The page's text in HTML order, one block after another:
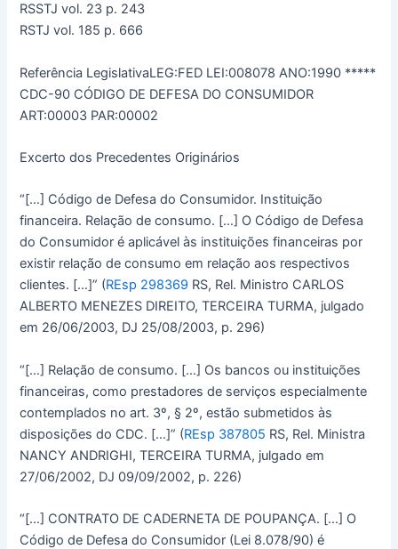
RSSTJ vol. 23 p. 243
RSTJ vol. 185 p. 666
Referência LegislativaLEG:FED LEI:008078 ANO:1990 *****
CDC-90 CÓDIGO DE DEFESA DO CONSUMIDOR
ART:00003 PAR:00002
Excerto dos Precedentes Originários
“[…] Código de Defesa do Consumidor. Instituição
financeira. Relação de consumo. […] O Código de Defesa
do Consumidor é aplicável às instituições financeiras por
existir relação de consumo em relação aos respectivos
clientes. […]” (REsp 298369 RS, Rel. Ministro CARLOS
ALBERTO MENEZES DIREITO, TERCEIRA TURMA, julgado
em 26/06/2003, DJ 25/08/2003, p. 296)
“[…] Relação de consumo. […] Os bancos ou instituições
financeiras, como prestadores de serviços especialmente
contemplados no art. 3º, § 2º, estão submetidos às
disposições do CDC. […]” (REsp 387805 RS, Rel. Ministra
NANCY ANDRIGHI, TERCEIRA TURMA, julgado em
27/06/2002, DJ 09/09/2002, p. 226)
“[…] CONTRATO DE CADERNETA DE POUPANÇA. […] O
Código de Defesa do Consumidor (Lei 8.078/90) é